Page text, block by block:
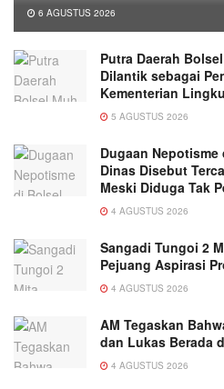
6 AGUSTUS 2026
Putra Daerah
Dilantik sebagai
Kementerian
5 AGUSTUS 2026
Dugaan
Dinas Disebut
Meski Diduga Tak
4 AGUSTUS 2026
Sangadi Tungoi 2
Pejuang Aspirasi
4 AGUSTUS 2026
AM Tegaskan
dan Lukas Berada
4 AGUSTUS 2026